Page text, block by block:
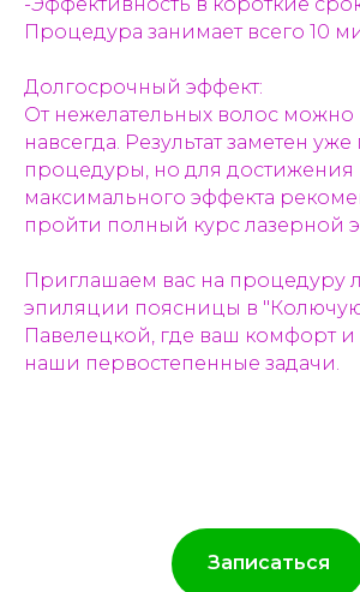
Процедура занимает всего 10
Долгосрочный эффект:
От нежелательных волос можно
навсегда. Результат заметен
процедуры, но для достижения
максимального эффекта
пройти полный курс лазерной
Приглашаем вас на процедуру
эпиляции поясницы в
Павелецкой, где ваш комфорт и
наши первостепенные задачи.
Записаться